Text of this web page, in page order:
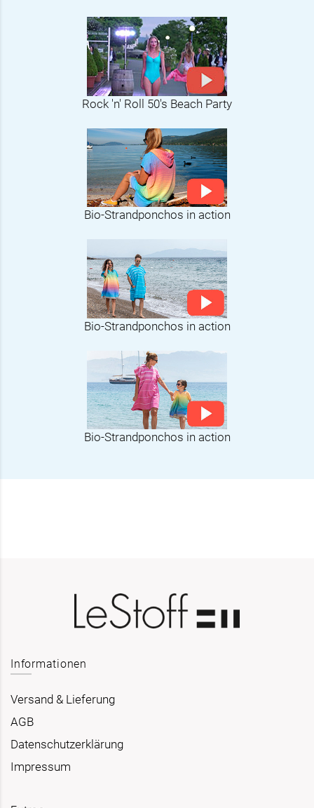
Rock 'n' Roll 50's Beach Party
Bio-Strandponchos in action
Bio-Strandponchos in action
Bio-Strandponchos in action
Informationen
Versand & Lieferung
AGB
Datenschutzerklärung
Impressum